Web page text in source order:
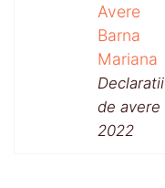
Avere
Barna
Mariana
Declaratii
de avere
2022